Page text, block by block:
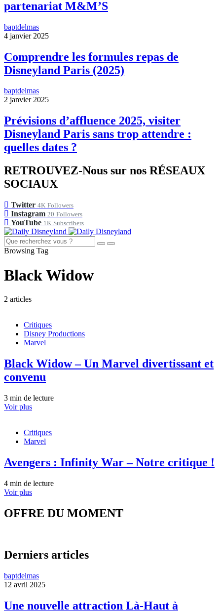
partenariat M&M’S
baptdelmas
4 janvier 2025
Comprendre les formules repas de
Disneyland Paris (2025)
baptdelmas
2 janvier 2025
Prévisions d’affluence 2025, visiter
Disneyland Paris sans trop attendre :
quelles dates ?
RETROUVEZ-Nous sur nos RÉSEAUX
SOCIAUX
Twitter 4K Followers
Instagram 20 Followers
YouTube 1K Subscribers
Browsing Tag
Black Widow
2 articles
Critiques
Disney Productions
Marvel
Black Widow – Un Marvel divertissant et
convenu
3 min de lecture
Voir plus
Critiques
Marvel
Avengers : Infinity War – Notre critique !
4 min de lecture
Voir plus
OFFRE DU MOMENT
Derniers articles
baptdelmas
12 avril 2025
Une nouvelle attraction Là-Haut à